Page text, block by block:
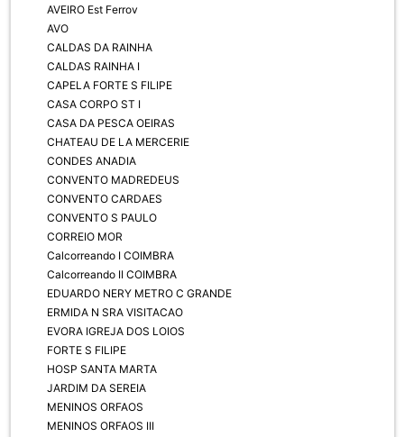
AVEIRO Est Ferrov
AVO
CALDAS DA RAINHA
CALDAS RAINHA I
CAPELA FORTE S FILIPE
CASA CORPO ST I
CASA DA PESCA OEIRAS
CHATEAU DE LA MERCERIE
CONDES ANADIA
CONVENTO MADREDEUS
CONVENTO CARDAES
CONVENTO S PAULO
CORREIO MOR
Calcorreando I COIMBRA
Calcorreando II COIMBRA
EDUARDO NERY METRO C GRANDE
ERMIDA N SRA VISITACAO
EVORA IGREJA DOS LOIOS
FORTE S FILIPE
HOSP SANTA MARTA
JARDIM DA SEREIA
MENINOS ORFAOS
MENINOS ORFAOS III